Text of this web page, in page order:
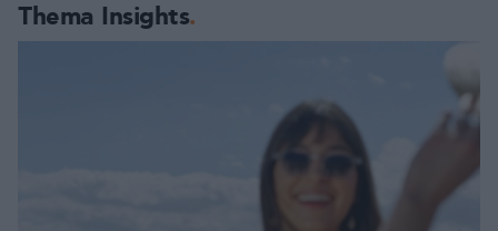
Thema Insights